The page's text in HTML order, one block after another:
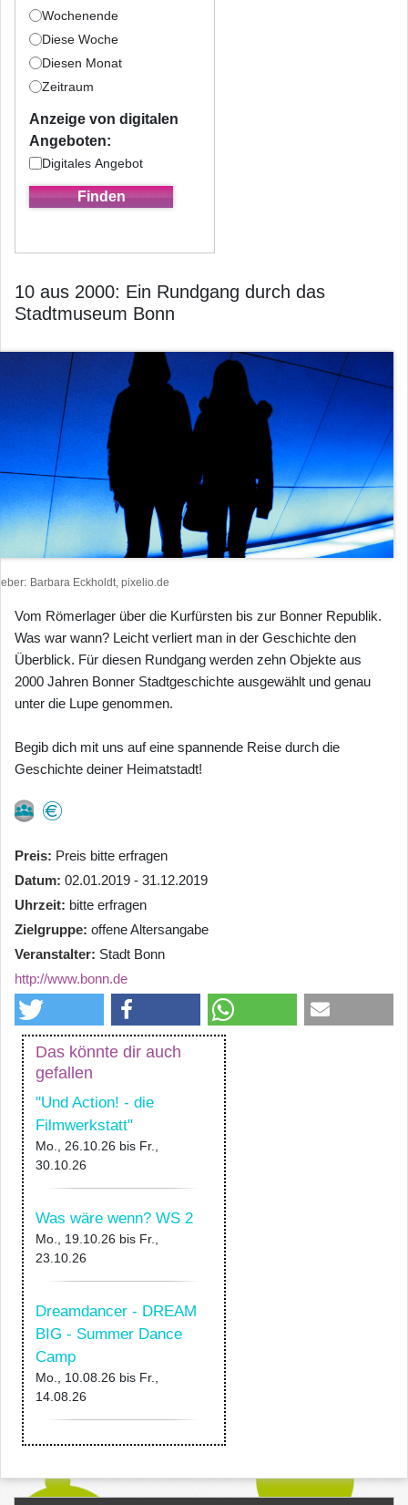
Wochenende
Diese Woche
Diesen Monat
Zeitraum
Anzeige von digitalen
Angeboten:
Digitales Angebot
10 aus 2000: Ein Rundgang durch das
Stadtmuseum Bonn
Barbara Eckholdt, pixelio.de
Vom Römerlager über die Kurfürsten bis zur Bonner Republik.
Was war wann? Leicht verliert man in der Geschichte den
Überblick. Für diesen Rundgang werden zehn Objekte aus
2000 Jahren Bonner Stadtgeschichte ausgewählt und genau
unter die Lupe genommen.
Begib dich mit uns auf eine spannende Reise durch die
Geschichte deiner Heimatstadt!
Preis Preis bitte erfragen
Datum 02.01.2019 - 31.12.2019
Uhrzeit bitte erfragen
Zielgruppe offene Altersangabe
Veranstalter Stadt Bonn
http://www.bonn.de
Das könnte dir auch
gefallen
"Und Action! - die
Filmwerkstatt"
Mo., 26.10.26 bis Fr.,
30.10.26
Was wäre wenn? WS 2
Mo., 19.10.26 bis Fr.,
23.10.26
Dreamdancer - DREAM
BIG - Summer Dance
Camp
Mo., 10.08.26 bis Fr.,
14.08.26